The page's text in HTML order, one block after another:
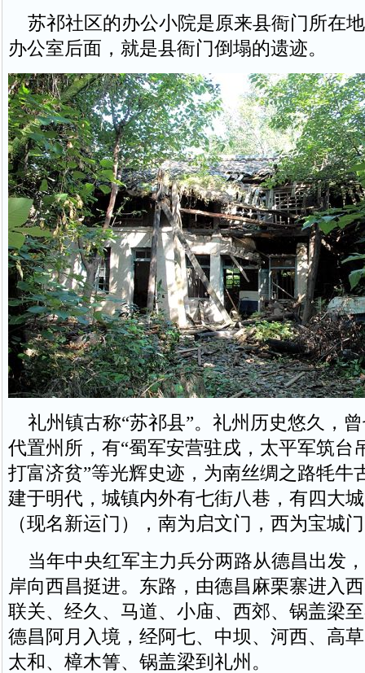
苏祁社区的办公小院是原来县衙门所在
办公室后面，就是县衙门倒塌的遗迹。
礼州镇古称“苏祁县”。礼州历史悠久，
代置州所，有“蜀军安营驻戌，太平军筑台
打富济贫”等光辉史迹，为南丝绸之路牦牛
建于明代，城镇内外有七街八巷，有四大
（现名新运门），南为启文门，西为宝城
当年中央红军主力兵分两路从德昌出发
岸向西昌挺进。东路，由德昌麻栗寨进入
联关、经久、马道、小庙、西郊、锅盖梁
德昌阿月入境，经阿七、中坝、河西、高
太和、樟木箐、锅盖梁到礼州。